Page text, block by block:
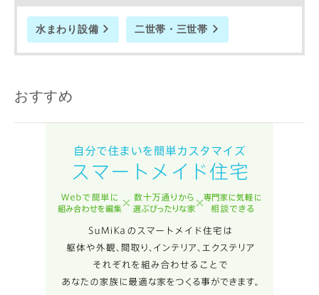
水まわり設備 二世帯・三世帯
おすすめ